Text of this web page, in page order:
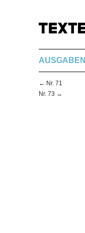
AUSGABEN
← Nr. 71
Nr. 73 →